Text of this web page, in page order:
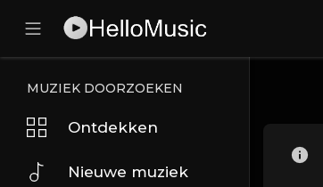
MUZIEK DOORZOEKEN
Ontdekken
Nieuwe muziek